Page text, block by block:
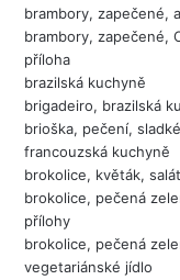
brambory, zapečené,
brambory, zapečené,
příloha
brazilská kuchyně
brigadeiro, brazilská
brioška, pečení,
francouzská kuchyně
brokolice, květák,
brokolice, pečená
přílohy
brokolice, pečená
vegetariánské jídlo